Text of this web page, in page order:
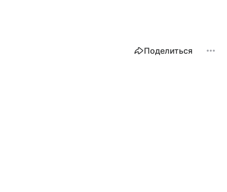
Поделиться